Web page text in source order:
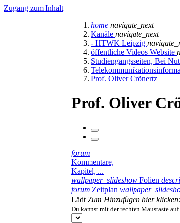
Zugang zum Inhalt
home navigate_next
Kanäle navigate_next
- HTWK Leipzig
öffentliche Videos Website
Studiengangsseiten, Bei
Prof. Oliver Crönertz
Prof. Oliver
forum
Kommentare,
Kapitel, ...
wallpaper_slideshow Folien
forum Zeitplan
Lädt Zum Hinzufügen hier klicken:
Du kannst mit der rechten Maustaste